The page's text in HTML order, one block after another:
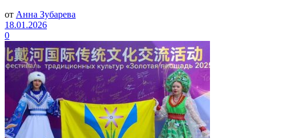
от Анна Зубарева
18.01.2026
0